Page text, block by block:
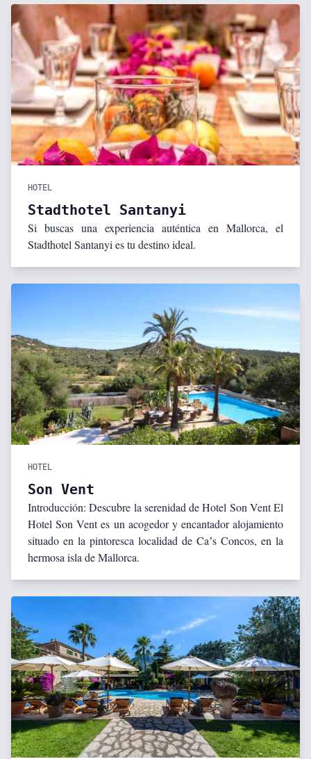
HOTEL
Stadthotel Santanyi
Si buscas una experiencia auténtica en Mallorca, el
Stadthotel Santanyi es tu destino ideal.
HOTEL
Son Vent
Introducción: Descubre la serenidad de Hotel Son Vent El
Hotel Son Vent es un acogedor y encantador alojamiento
situado en la pintoresca localidad de Caʼs Concos, en la
hermosa isla de Mallorca.